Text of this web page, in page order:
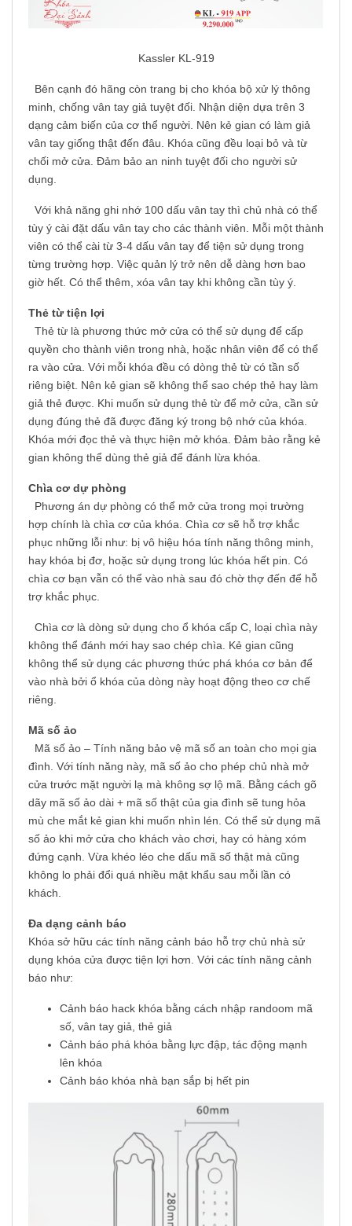
Kassler KL-919
Bên cạnh đó hãng còn trang bị cho khóa bộ xử lý thông
minh, chống vân tay giả tuyệt đối. Nhận diện dựa trên 3
dạng cảm biến của cơ thể người. Nên kẻ gian có làm giả
vân tay giống thật đến đâu. Khóa cũng đều loại bỏ và từ
chối mở cửa. Đảm bảo an ninh tuyệt đối cho người sử
dụng.
Với khả năng ghi nhớ 100 dấu vân tay thì chủ nhà có thể
tùy ý cài đặt dấu vân tay cho các thành viên. Mỗi một thành
viên có thể cài từ 3-4 dấu vân tay để tiện sử dụng trong
từng trường hợp. Việc quản lý trở nên dễ dàng hơn bao
giờ hết. Có thể thêm, xóa vân tay khi không cần tùy ý.
Thẻ từ tiện lợi
Thẻ từ là phương thức mở cửa có thể sử dụng để cấp
quyền cho thành viên trong nhà, hoặc nhân viên để có thể
ra vào cửa. Với mỗi khóa đều có dòng thẻ từ có tần số
riêng biệt. Nên kẻ gian sẽ không thể sao chép thẻ hay làm
giả thẻ được. Khi muốn sử dụng thẻ từ để mở cửa, cần sử
dụng đúng thẻ đã được đăng ký trong bộ nhớ của khóa.
Khóa mới đọc thẻ và thực hiện mở khóa. Đảm bảo rằng kẻ
gian không thể dùng thẻ giả để đánh lừa khóa.
Chìa cơ dự phòng
Phương án dự phòng có thể mở cửa trong mọi trường
hợp chính là chìa cơ của khóa. Chìa cơ sẽ hỗ trợ khắc
phục những lỗi như: bị vô hiệu hóa tính năng thông minh,
hay khóa bị đơ, hoặc sử dụng trong lúc khóa hết pin. Có
chìa cơ bạn vẫn có thể vào nhà sau đó chờ thợ đến để hỗ
trợ khắc phục.
Chìa cơ là dòng sử dụng cho ổ khóa cấp C, loại chìa này
không thể đánh mới hay sao chép chìa. Kẻ gian cũng
không thể sử dụng các phương thức phá khóa cơ bản để
vào nhà bởi ổ khóa của dòng này hoạt động theo cơ chế
riêng.
Mã số ảo
Mã số ảo – Tính năng bảo vệ mã số an toàn cho mọi gia
đình. Với tính năng này, mã số ảo cho phép chủ nhà mở
cửa trước mặt người lạ mà không sợ lộ mã. Bằng cách gõ
dãy mã số ảo dài + mã số thật của gia đình sẽ tung hỏa
mù che mắt kẻ gian khi muốn nhìn lén. Có thể sử dụng mã
số ảo khi mở cửa cho khách vào chơi, hay có hàng xóm
đứng cạnh. Vừa khéo léo che dấu mã số thật mà cũng
không lo phải đổi quá nhiều mật khẩu sau mỗi lần có
khách.
Đa dạng cảnh báo
Khóa sở hữu các tính năng cảnh báo hỗ trợ chủ nhà sử
dụng khóa cửa được tiện lợi hơn. Với các tính năng cảnh
báo như:
Cảnh báo hack khóa bằng cách nhập randoom mã
số, vân tay giả, thẻ giả
Cảnh báo phá khóa bằng lực đập, tác động mạnh
lên khóa
Cảnh báo khóa nhà bạn sắp bị hết pin